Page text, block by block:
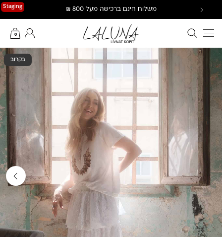
Staging משלוח חינם ברכישה מעל 800 ₪
חיפוש באתר
0
החשבון שלי
בקרוב